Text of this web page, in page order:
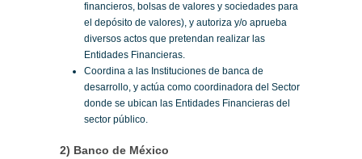
financieros, bolsas de valores y sociedades para
el depósito de valores), y autoriza y/o aprueba
diversos actos que pretendan realizar las
Entidades Financieras.
Coordina a las Instituciones de banca de
desarrollo, y actúa como coordinadora del Sector
donde se ubican las Entidades Financieras del
sector público.
2) Banco de México